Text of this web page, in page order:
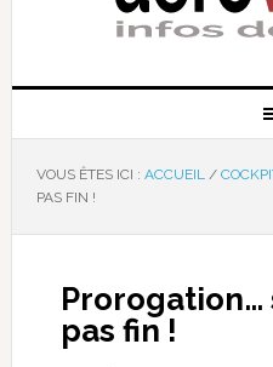
VOUS ÊTES ICI : ACCUEIL /
PAS FIN !
Prorogation…
pas fin !